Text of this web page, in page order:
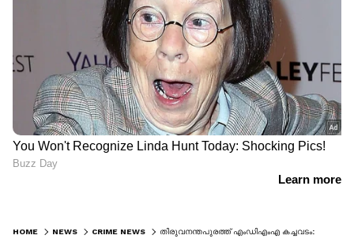
HOME NEWS CRIME NEWS